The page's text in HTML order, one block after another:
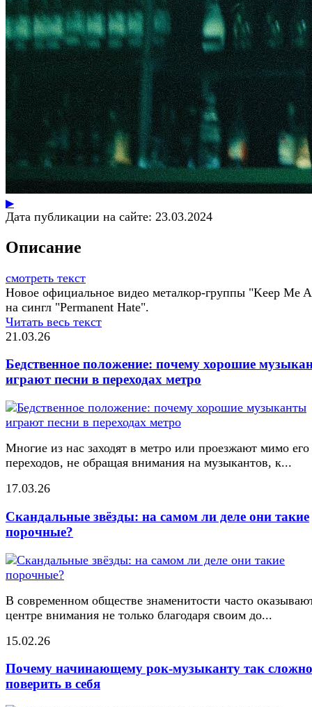
▶
Дата публикации на сайте: 23.03.2024
Описание
смотреть текст
Новое официальное видео металкор-группы "Keep Me
на сингл "Permanent Hate".
Читать весь текст
21.03.26
Бедственное положение: почему хорошие
играют песни в переходах метро
Многие из нас заходят в метро или проезжают мимо его
переходов, не обращая внимания на музыкантов, к...
17.03.26
Скандальные звёзды: на самом ли деле они такие
порочные?
В современном обществе знаменитости часто
центре внимания не только благодаря своим до...
15.02.26
Почему начинающему рок-музыканту так сложно
поверить в себя